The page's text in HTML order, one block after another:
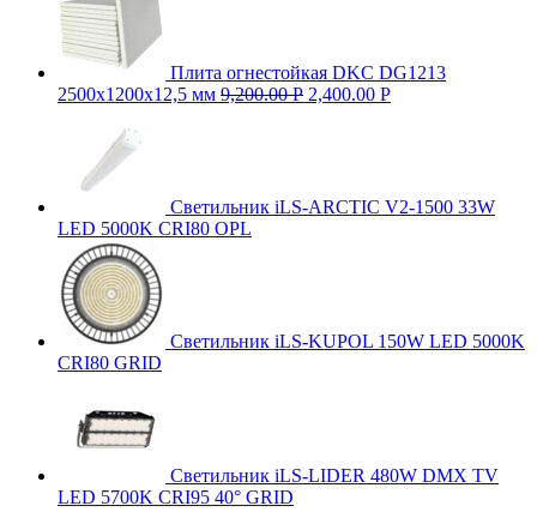
Плита огнестойкая DKC DG1213
2500х1200х12,5 мм 9,200.00Р 2,400.00 Р
Светильник iLS-ARCTIC V2-1500 33W
LED 5000K CRI80 OPL
Светильник iLS-KUPOL 150W LED 5000K
CRI80 GRID
Светильник iLS-LIDER 480W DMX TV
LED 5700K CRI95 40° GRID